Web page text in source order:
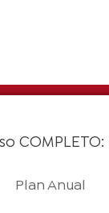
COMPLETO:
Plan Anual